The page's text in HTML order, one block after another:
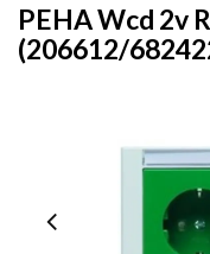
PEHA Wcd 2v
(206612/